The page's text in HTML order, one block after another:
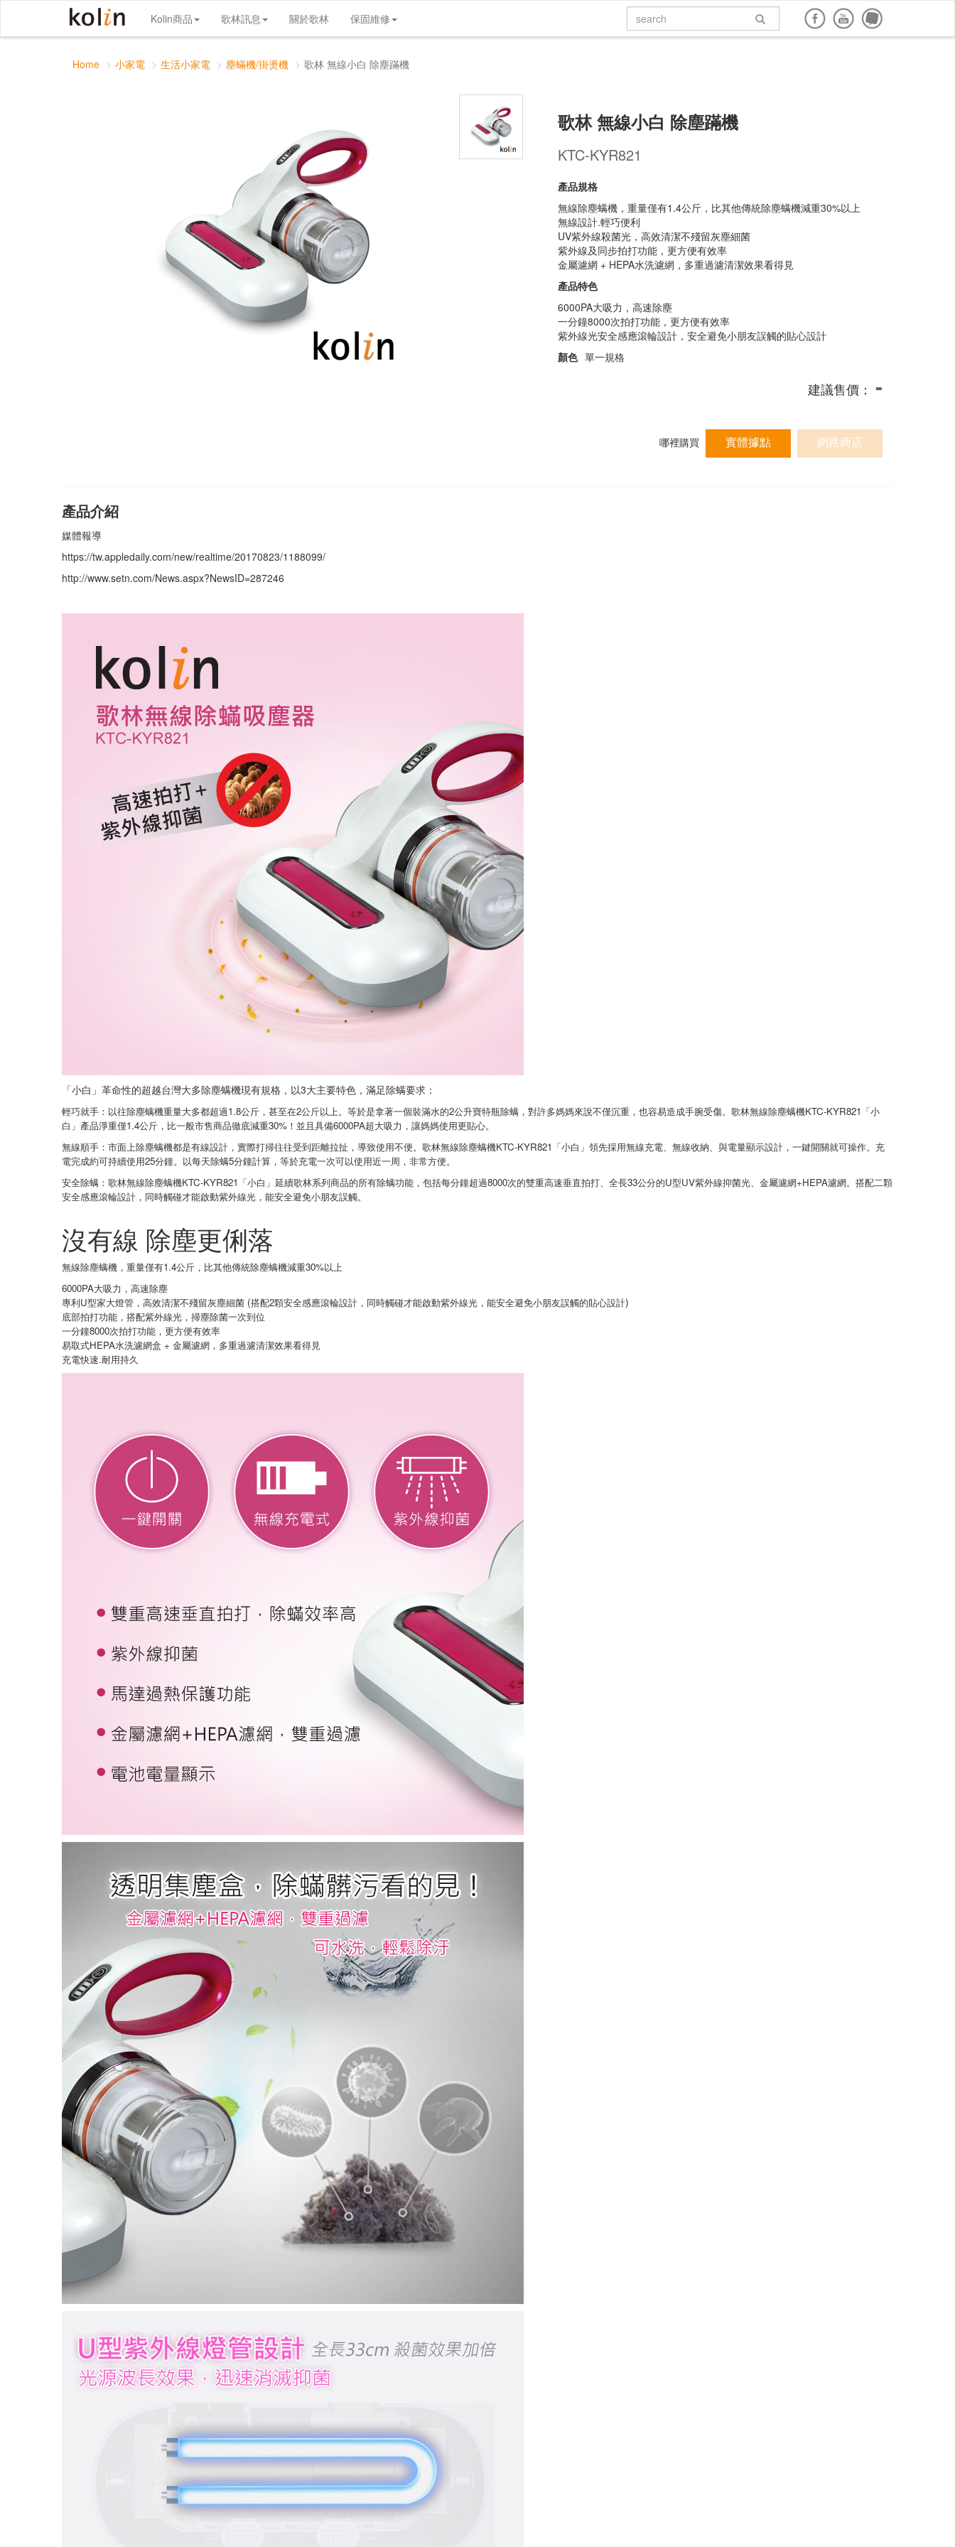
歌林 無線小白 除塵蹣機 實體店面購買 說明書下載 回到頂端
Kolin商品 歌林訊息 關於歌林 保固維修
Home 小家電 生活小家電 塵蟎機/掛燙機 歌林 無線小白 除塵蹣機
歌林 無線小白 除塵蹣機
KTC-KYR821
產品規格
無線除塵螨機，重量僅有1.4公斤，比其他傳統除塵螨機減重30%以上
無線設計.輕巧便利
UV紫外線殺菌光，高效清潔不殘留灰塵細菌
紫外線及同步拍打功能，更方便有效率
金屬濾網 + HEPA水洗濾網，多重過濾清潔效果看得見
產品特色
6000PA大吸力，高速除塵
一分鐘8000次拍打功能，更方便有效率
紫外線光安全感應滾輪設計，安全避免小朋友誤觸的貼心設計
顏色 單一規格
建議售價： -
哪裡購買 實體據點 網路商店
產品介紹
媒體報導
https://tw.appledaily.com/new/realtime/20170823/1188099/
http://www.setn.com/News.aspx?NewsID=287246
「小白」革命性的超越台灣大多除塵螨機現有規格，以3大主要特色，滿足除螨要求：
輕巧就手：以往除塵螨機重量大多都超過1.8公斤，甚至在2公斤以上。等於是拿著一個裝滿水的2公升寶特瓶除螨，對許多媽媽來說不僅沉重，也容易造成手腕受傷。歌林無線除塵螨機KTC-KYR821「小
白」產品淨重僅1.4公斤，比一般市售商品徹底減重30%！並且具備6000PA超大吸力，讓媽媽使用更貼心。
無線順手：市面上除塵螨機都是有線設計，實際打掃往往受到距離拉扯，導致使用不便。歌林無線除塵螨機KTC-KYR821「小白」領先採用無線充電、無線收納、與電量顯示設計，一鍵開關就可操作。充
電完成約可持續使用25分鐘。以每天除螨5分鐘計算，等於充電一次可以使用近一周，非常方便。
安全除螨：歌林無線除塵螨機KTC-KYR821「小白」延續歌林系列商品的所有除螨功能，包括每分鐘超過8000次的雙重高速垂直拍打、全長33公分的U型UV紫外線抑菌光、金屬濾網+HEPA濾網。搭配二顆
安全感應滾輪設計，同時觸碰才能啟動紫外線光，能安全避免小朋友誤觸。
沒有線 除塵更俐落
無線除塵螨機，重量僅有1.4公斤，比其他傳統除塵螨機減重30%以上
6000PA大吸力，高速除塵
專利U型家大燈管，高效清潔不殘留灰塵細菌 (搭配2顆安全感應滾輪設計，同時觸碰才能啟動紫外線光，能安全避免小朋友誤觸的貼心設計)
底部拍打功能，搭配紫外線光，掃塵除菌一次到位
一分鐘8000次拍打功能，更方便有效率
易取式HEPA水洗濾網盒 + 金屬濾網，多重過濾清潔效果看得見
充電快速.耐用持久